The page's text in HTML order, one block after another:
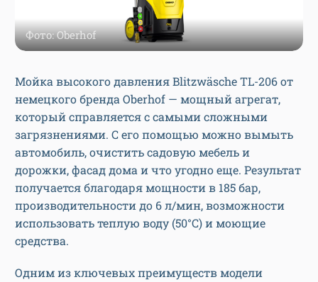
Фото: Oberhof
Мойка высокого давления Blitzwäsche TL-206 от
немецкого бренда Oberhof — мощный агрегат,
который справляется с самыми сложными
загрязнениями. С его помощью можно вымыть
автомобиль, очистить садовую мебель и
дорожки, фасад дома и что угодно еще. Результат
получается благодаря мощности в 185 бар,
производительности до 6 л/мин, возможности
использовать теплую воду (50°C) и моющие
средства.
Одним из ключевых преимуществ модели